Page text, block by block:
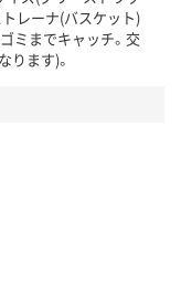
トレーナ(バスケット)
ミまでキャッチ。交
ります)。